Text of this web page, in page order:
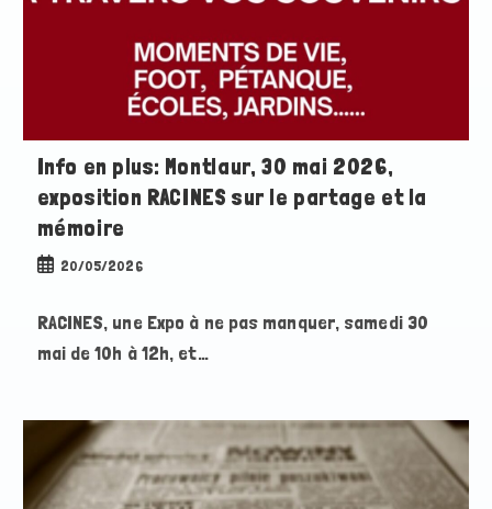
Info en plus: Montlaur, 30 mai 2026,
exposition RACINES sur le partage et la
mémoire
Publication
20/05/2026
RACINES, une Expo à ne pas manquer, samedi 30
mai de 10h à 12h, et…